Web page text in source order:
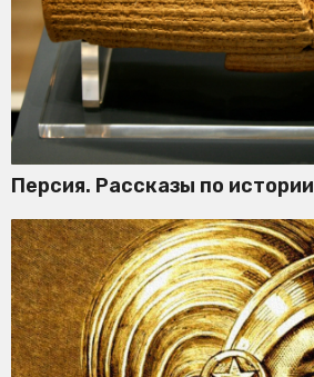
Персия. Рассказы по истории